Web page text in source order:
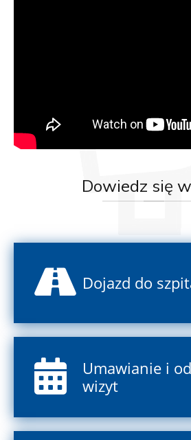
Dowiedz się
Dojazd do
Umawianie i
wizyt